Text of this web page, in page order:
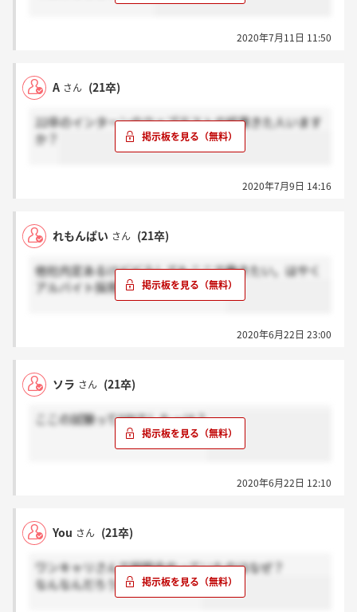
2020年7月11日 11:50
A さん (21卒)
22卒のインターンのウェブテストの結果きた人います
か？
2020年7月9日 14:16
れもんぱい さん (21卒)
他社内定あるけどどうしてもここで働きたい。はやく
アルバイト採用再開してください。
2020年6月22日 23:00
ソラ さん (21卒)
ここの試験ってSPIでしたっけ？
2020年6月22日 12:10
You さん (21卒)
ワンキャリさんで説明会やっていたのはなぜ？
なんなんだろう、この気持ち。